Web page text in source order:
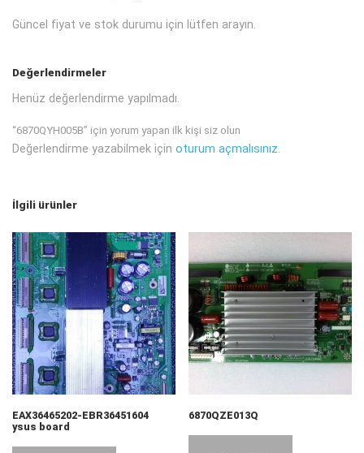
Güncel fiyat ve stok durumu için lütfen arayın.
Değerlendirmeler
Henüz değerlendirme yapılmadı.
“6870QYH005B” için yorum yapan ilk kişi siz olun
Değerlendirme yazabilmek için oturum açmalısınız
İlgili ürünler
EAX36465202-EBR36451604
ysus board
6870QZE013Q